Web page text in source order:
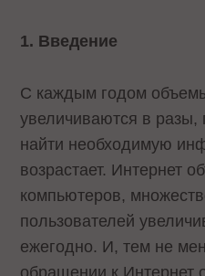
1. Введение
С каждым годом
увеличиваются в разы,
найти необходимую
возрастает. Интернет
компьютеров,
пользователей
ежегодно. И, тем не
обращении к Интернет